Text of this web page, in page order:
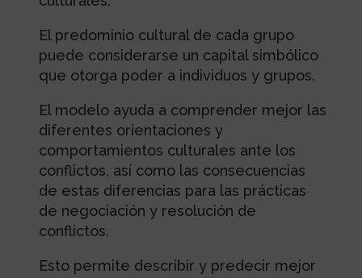
El predominio cultural de cada grupo
puede considerarse un capital simbólico
que otorga poder a individuos y grupos.
El modelo ayuda a comprender mejor las
diferentes orientaciones y
comportamientos culturales ante los
conflictos, así como las consecuencias
de estas diferencias para las prácticas
de negociación y resolución de
conflictos.
Esto permite describir y predecir mejor